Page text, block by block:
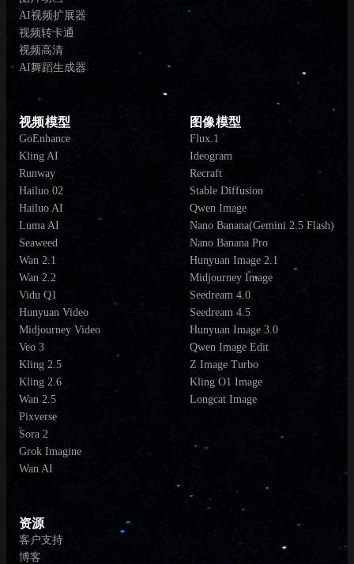
AI视频扩展器
视频转卡通
视频高清
AI舞蹈生成器
视频模型
GoEnhance
Kling AI
Runway
Hailuo 02
Hailuo AI
Luma AI
Seaweed
Wan 2.1
Wan 2.2
Vidu Q1
Hunyuan Video
Midjourney Video
Veo 3
Kling 2.5
Kling 2.6
Wan 2.5
Pixverse
Sora 2
Grok Imagine
Wan AI
图像模型
Flux.1
Ideogram
Recraft
Stable Diffusion
Qwen Image
Nano Banana(Gemini 2.5 Flash)
Nano Banana Pro
Hunyuan Image 2.1
Midjourney Image
Seedream 4.0
Seedream 4.5
Hunyuan Image 3.0
Qwen Image Edit
Z Image Turbo
Kling O1 Image
Longcat Image
资源
客户支持
博客